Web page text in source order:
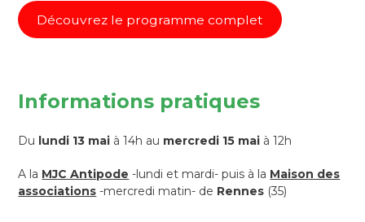
Découvrez le programme complet
Informations pratiques
Du lundi 13 mai à 14h au mercredi 15 mai à 12h
A la MJC Antipode -lundi et mardi- puis à la Maison des
associations -mercredi matin- de Rennes (35)